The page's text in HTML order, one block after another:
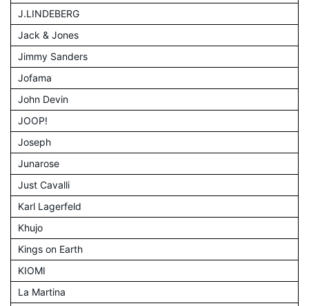
J.LINDEBERG
Jack & Jones
Jimmy Sanders
Jofama
John Devin
JOOP!
Joseph
Junarose
Just Cavalli
Karl Lagerfeld
Khujo
Kings on Earth
KIOMI
La Martina